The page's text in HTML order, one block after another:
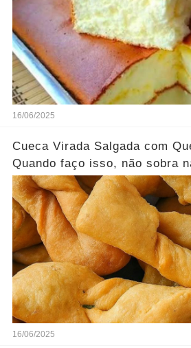
16/06/2025
Cueca Virada Salgada com
Quando faço isso, não sobra
16/06/2025